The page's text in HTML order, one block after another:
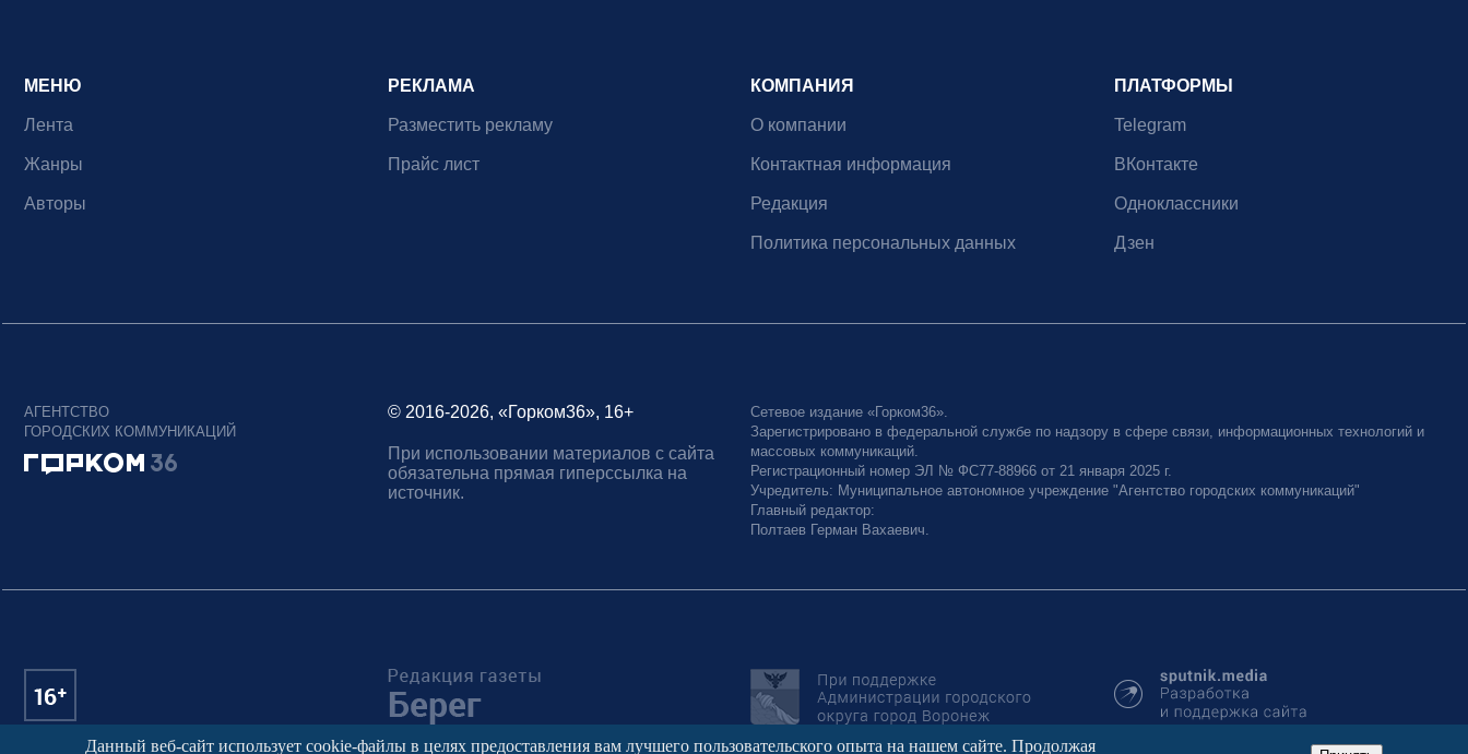
МЕНЮ
Лента
Жанры
Авторы
РЕКЛАМА
Разместить рекламу
Прайс лист
КОМПАНИЯ
О компании
Контактная информация
Редакция
Политика персональных данных
ПЛАТФОРМЫ
Telegram
ВКонтакте
Одноклассники
Дзен
АГЕНТСТВО
ГОРОДСКИХ КОММУНИКАЦИЙ
© 2016-2026, «Горком36», 16+
При использовании материалов с сайта
обязательна прямая гиперссылка на
источник.
Сетевое издание «Горком36».
Зарегистрировано в федеральной службе по надзору в сфере связи, информационных технологий и
массовых коммуникаций.
Регистрационный номер ЭЛ № ФС77-88966 от 21 января 2025 г.
Учредитель: Муниципальное автономное учреждение "Агентство городских коммуникаций"
Главный редактор:
Полтаев Герман Вахаевич.
Данный веб-сайт использует cookie-файлы в целях предоставления вам лучшего пользовательского опыта на нашем сайте. Продолжая